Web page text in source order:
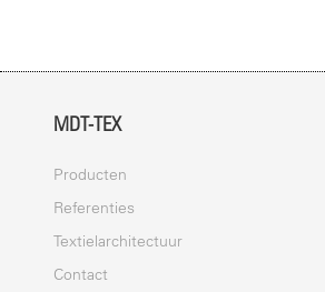
MDT-TEX
Producten
Referenties
Textielarchitectuur
Contact